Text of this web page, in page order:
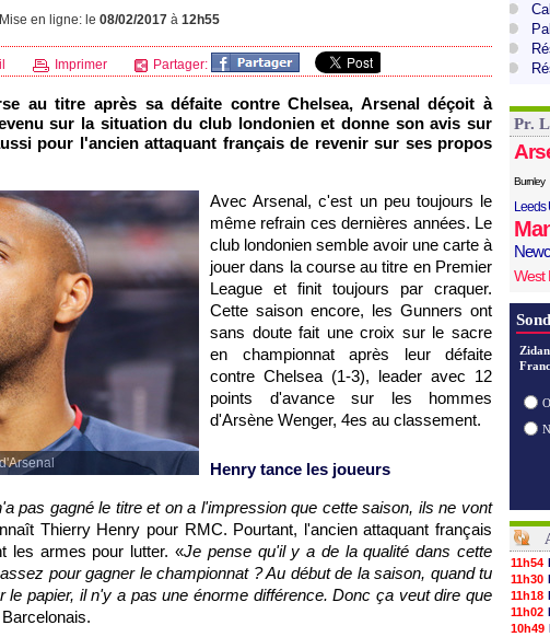
en ligne: le 08/02/2017 à 12h55
Imprimer Partager:
au titre après sa défaite contre Chelsea, Arsenal déçoit à
sur la situation du club londonien et donne son avis sur
pour l'ancien attaquant français de revenir sur ses propos
Avec Arsenal, c'est un peu toujours le
même refrain ces dernières années. Le
club londonien semble avoir une carte à
jouer dans la course au titre en Premier
League et finit toujours par craquer.
Cette saison encore, les Gunners ont
sans doute fait une croix sur le sacre
en championnat après leur défaite
contre Chelsea (1-3), leader avec 12
points d'avance sur les hommes
d'Arsène Wenger, 4es au classement.
Henry tance les joueurs
pas gagné le titre et on a l'impression que cette saison, ils ne vont
Thierry Henry pour RMC. Pourtant, l'ancien attaquant français
les armes pour lutter. «Je pense qu'il y a de la qualité dans cette
pour gagner le championnat ? Au début de la saison, quand tu
le papier, il n'y a pas une énorme différence. Donc ça veut dire que
Pr.
Burnley
Leeds
West
11h54
11h30
11h18
11h02
10h49